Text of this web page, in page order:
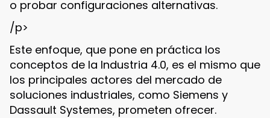
o probar configuraciones alternativas.
/p>
Este enfoque, que pone en práctica los
conceptos de la Industria 4.0, es el mismo que
los principales actores del mercado de
soluciones industriales, como Siemens y
Dassault Systemes, prometen ofrecer.